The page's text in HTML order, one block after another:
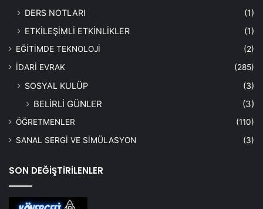
DERS NOTLARI
(1)
ETKİLEŞİMLİ ETKİNLİKLER
(1)
EĞİTİMDE TEKNOLOJİ
(2)
İDARİ EVRAK
(285)
SOSYAL KULÜP (3)
BELİRLİ GÜNLER (3)
ÖĞRETMENLER
(110)
SANAL SERGİ VE SİMÜLASYON
(3)
SON DEĞİŞTİRİLENLER